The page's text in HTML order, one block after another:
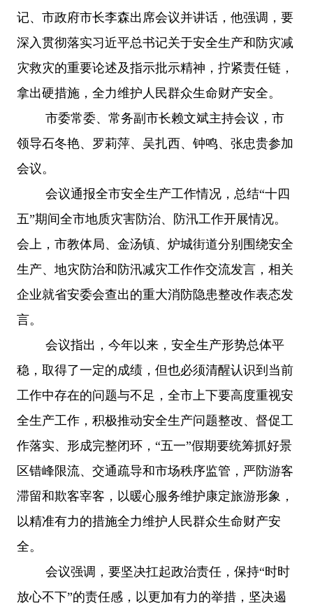
记、市政府市长李森出席会议并讲话，他强调，要
深入贯彻落实习近平总书记关于安全生产和防灾减
灾救灾的重要论述及指示批示精神，拧紧责任链，
拿出硬措施，全力维护人民群众生命财产安全。
市委常委、常务副市长赖文斌主持会议，市
领导石冬艳、罗莉萍、吴扎西、钟鸣、张忠贵参加
会议。
会议通报全市安全生产工作情况，总结“十四
五”期间全市地质灾害防治、防汛工作开展情况。
会上，市教体局、金汤镇、炉城街道分别围绕安全
生产、地灾防治和防汛减灾工作作交流发言，相关
企业就省安委会查出的重大消防隐患整改作表态发
言。
会议指出，今年以来，安全生产形势总体平
稳，取得了一定的成绩，但也必须清醒认识到当前
工作中存在的问题与不足，全市上下要高度重视安
全生产工作，积极推动安全生产问题整改、督促工
作落实、形成完整闭环， “五一”假期要统筹抓好景
区错峰限流、交通疏导和市场秩序监管，严防游客
滞留和欺客宰客，以暖心服务维护康定旅游形象，
以精准有力的措施全力维护人民群众生命财产安
全。
会议强调，要坚决扛起政治责任，保持“时时
放心不下”的责任感，以更加有力的举措，坚决遏